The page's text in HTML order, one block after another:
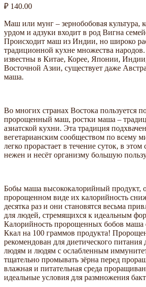
₽ 140.00
Маш или мунг – зернобобовая культура,
урдом и адзуки входит в род Вигна
Происходит маш из Индии, но широко
традиционной кухне множества
известны в Китае, Корее, Японии,
Восточной Азии, существует даже
маша.
Во многих странах Востока пользуется
пророщенный маш, ростки маша –
азиатской кухни. Эта традиция
вегетарианским сообществом по всему
легко прорастает в течение суток, в
нежен и несёт организму большую
Бобы маша высококалорийный продукт,
пророщенном виде их калорийность
десятка раз и они становятся весьма
для людей, стремящихся к идеальным
Калорийность пророщенных бобов маша
Ккал на 100 граммов продукта!
рекомендован для диетического
людям и людям с ослабленным
тщательно промывать зёрна перед
влажная и питательная среда
идеальные условия для размножения